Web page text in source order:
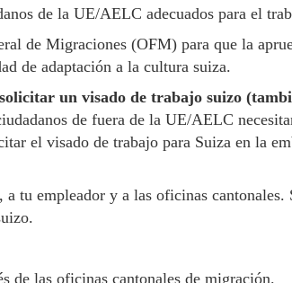
de la UE/AELC adecuados para el
de Migraciones (OFM) para que la
de adaptación a la cultura suiza.
un visado de trabajo suizo
de fuera de la UE/AELC
el visado de trabajo para Suiza en la
tu empleador y a las oficinas cantonales.
de las oficinas cantonales de migración.